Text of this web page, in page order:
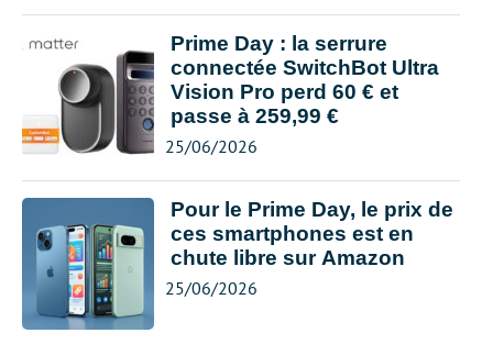
Prime Day : la serrure
connectée SwitchBot Ultra
Vision Pro perd 60 € et
passe à 259,99 €
25/06/2026
Pour le Prime Day, le prix de
ces smartphones est en
chute libre sur Amazon
25/06/2026